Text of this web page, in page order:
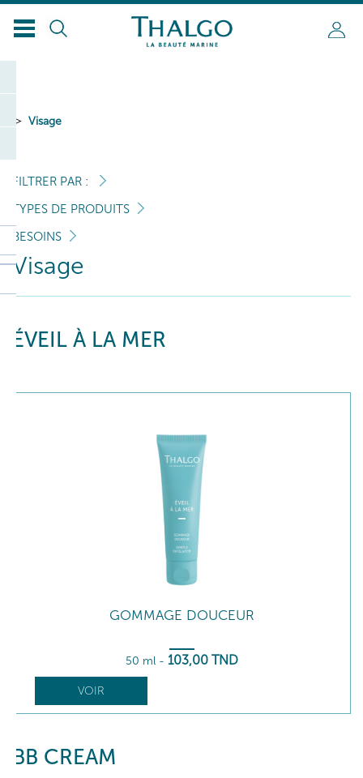
Visage
FILTRER PAR :
TYPES DE PRODUITS
BESOINS
Visage
ÉVEIL À LA MER
GOMMAGE DOUCEUR
50 ml - 103,00 TND
VOIR
BB CREAM